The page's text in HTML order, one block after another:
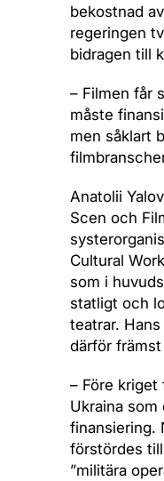
bekostnad
regeringen
bidragen till
– Filmen får
måste
men såklart
Anatolii
Scen och
Cultural
som i
statligt och
teatrar.
därför främst
– Före kriget
Ukraina som
finansiering.
förstördes
”militära